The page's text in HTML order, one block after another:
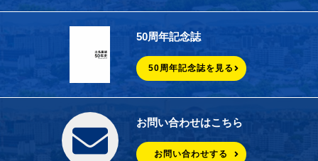
50周年記念誌
50周年記念誌を見る
お問い合わせはこちら
お問い合わせする